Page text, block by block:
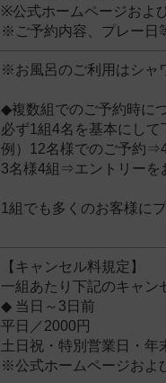
※公式ホームページおよ
※ご予約内容、プレー日
※お風呂のご利用はシャ
◆複数組でのご予約時に
必ず1組4名を基本にして
例）12名様でのご予約
3名様4組⇒エントリーを
1組でも多くのお客様に
【キャンセル料規定】
一組あたり下記のキャン
◆ 当日～3日前
平日／2000円
土日祝・特別営業日・年
※公式ホームページおよ